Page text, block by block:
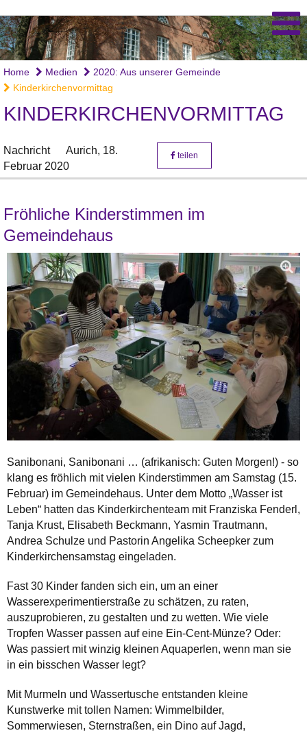
Home Medien
2020: Aus unserer Gemeinde
Kinderkirchenvormittag
KINDERKIRCHENVORMITTAG
Nachricht Aurich, 18.
Februar 2020
teilen
Fröhliche Kinderstimmen im
Gemeindehaus
Sanibonani, Sanibonani … (afrikanisch: Guten Morgen!) - so
klang es fröhlich mit vielen Kinderstimmen am Samstag (15.
Februar) im Gemeindehaus. Unter dem Motto „Wasser ist
Leben“ hatten das Kinderkirchenteam mit Franziska Fenderl,
Tanja Krust, Elisabeth Beckmann, Yasmin Trautmann,
Andrea Schulze und Pastorin Angelika Scheepker zum
Kinderkirchensamstag eingeladen.
Fast 30 Kinder fanden sich ein, um an einer
Wasserexperimentierstraße zu schätzen, zu raten,
auszuprobieren, zu gestalten und zu wetten. Wie viele
Tropfen Wasser passen auf eine Ein-Cent-Münze? Oder:
Was passiert mit winzig kleinen Aquaperlen, wenn man sie
in ein bisschen Wasser legt?
Mit Murmeln und Wassertusche entstanden kleine
Kunstwerke mit tollen Namen: Wimmelbilder,
Sommerwiesen, Sternstraßen, ein Dino auf Jagd,